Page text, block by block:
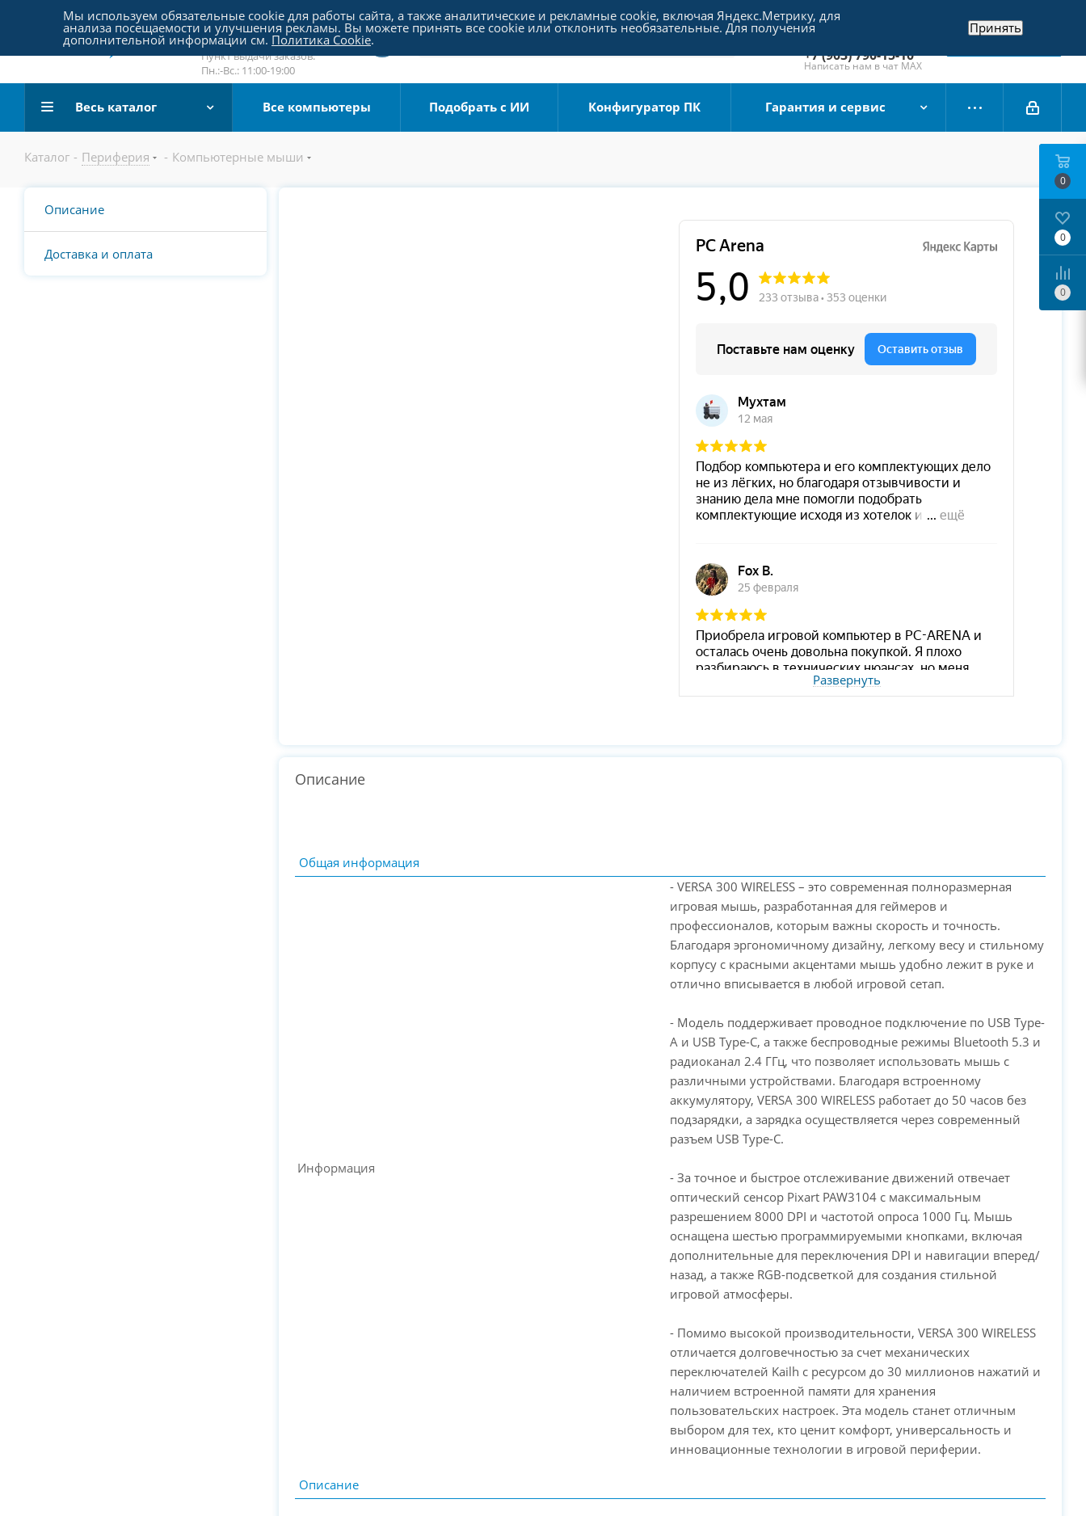
Пятницкое шоссе 18, пав. 267
email:sale@pc-arena.ru
Пн.:-Вс.: 10:00-20:00
Пункт выдачи заказов:
Пн.:-Вс.: 11:00-19:00
+7 (495) 790-15-10
Отдел продаж
+7 (903) 790-15-10
Написать нам в чат MAX
Заказать звонок
Весь каталог Все компьютеры Подобрать с ИИ Конфигуратор ПК Гарантия и сервис
Каталог - Периферия - Компьютерные мыши
Описание
Доставка и оплата
PC-Arena на карте Москвы — Яндекс Карты
Развернуть
Описание
Общая информация
Информация
- VERSA 300 WIRELESS – это современная полноразмерная
игровая мышь, разработанная для геймеров и
профессионалов, которым важны скорость и точность.
Благодаря эргономичному дизайну, легкому весу и стильному
корпусу с красными акцентами мышь удобно лежит в руке и
отлично вписывается в любой игровой сетап.
- Модель поддерживает проводное подключение по USB Type-
A и USB Type-C, а также беспроводные режимы Bluetooth 5.3 и
радиоканал 2.4 ГГц, что позволяет использовать мышь с
различными устройствами. Благодаря встроенному
аккумулятору, VERSA 300 WIRELESS работает до 50 часов без
подзарядки, а зарядка осуществляется через современный
разъем USB Type-C.
- За точное и быстрое отслеживание движений отвечает
оптический сенсор Pixart PAW3104 с максимальным
разрешением 8000 DPI и частотой опроса 1000 Гц. Мышь
оснащена шестью программируемыми кнопками, включая
дополнительные для переключения DPI и навигации вперед/
назад, а также RGB-подсветкой для создания стильной
игровой атмосферы.
- Помимо высокой производительности, VERSA 300 WIRELESS
отличается долговечностью за счет механических
переключателей Kailh с ресурсом до 30 миллионов нажатий и
наличием встроенной памяти для хранения
пользовательских настроек. Эта модель станет отличным
выбором для тех, кто ценит комфорт, универсальность и
инновационные технологии в игровой периферии.
Описание
0
0
0
Мы используем обязательные cookie для работы сайта, а также аналитические и рекламные cookie, включая Яндекс.Метрику, для
анализа посещаемости и улучшения рекламы. Вы можете принять все cookie или отклонить необязательные. Для получения
дополнительной информации см. Политика Cookie.
Принять